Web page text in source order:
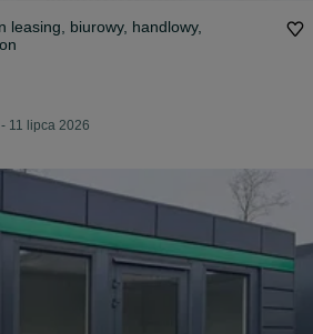
leasing, biurowy, handlowy,
- 11 lipca 2026